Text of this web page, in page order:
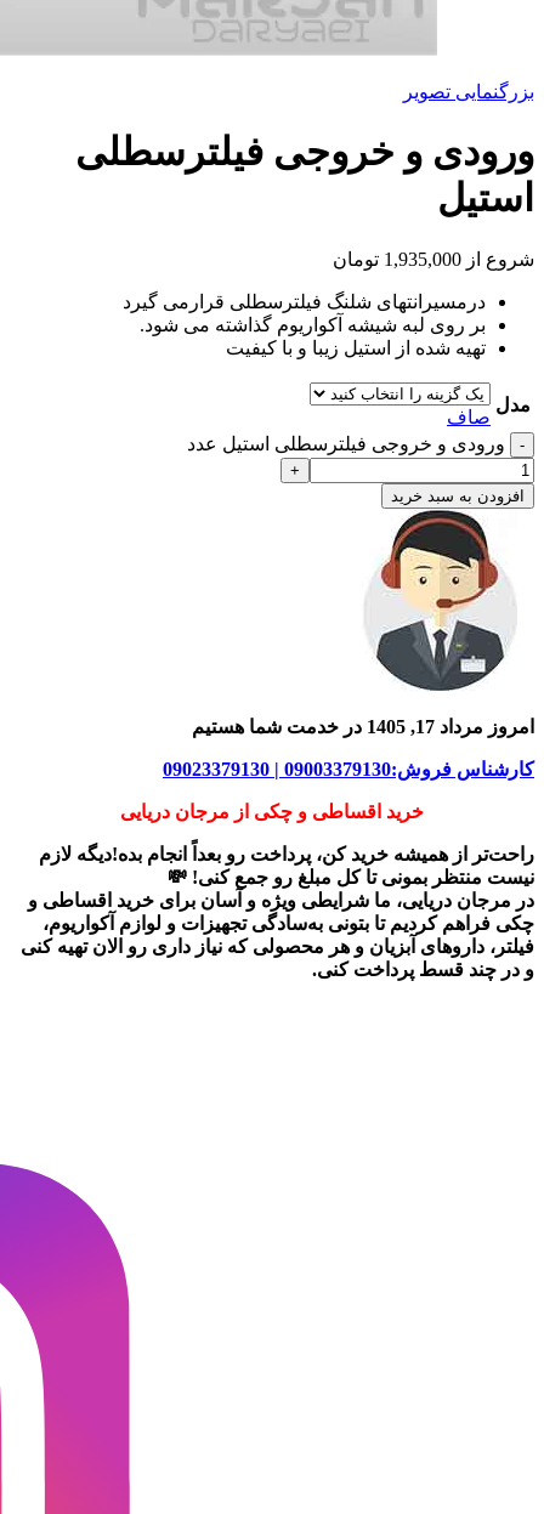
بزرگنمایی تصویر
ورودی و خروجی فیلترسطلی
استیل
شروع از 1,935,000 تومان
درمسیرانتهای شلنگ فیلترسطلی قرارمی گیرد
بر روی لبه شیشه آکواریوم گذاشته می شود.
تهیه شده از استیل زیبا و با کیفیت
مدل
صاف
ورودی و خروجی فیلترسطلی استیل عدد
افزودن به سبد خرید
امروز مرداد 17, 1405 در خدمت شما هستیم
کارشناس فروش:09003379130 | 09023379130
خرید اقساطی و چکی از مرجان دریایی
راحت‌تر از همیشه خرید کن، پرداخت رو بعداً انجام بده!دیگه لازم
نیست منتظر بمونی تا کل مبلغ رو جمع کنی! 💸
در مرجان دریایی، ما شرایطی ویژه و آسان برای خرید اقساطی و
چکی فراهم کردیم تا بتونی به‌سادگی تجهیزات و لوازم آکواریوم،
فیلتر، داروهای آبزیان و هر محصولی که نیاز داری رو الان تهیه کنی
و در چند قسط پرداخت کنی.